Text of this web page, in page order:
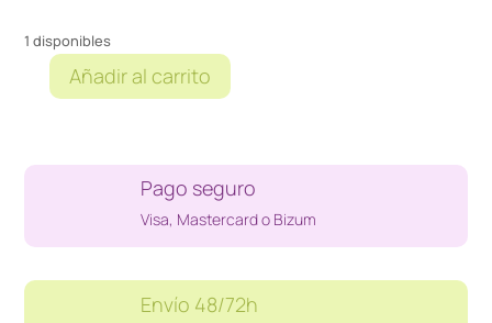
1 disponibles
PACK
FIT
Añadir al carrito
Pago seguro
Visa, Mastercard o Bizum
Envío 48/72h